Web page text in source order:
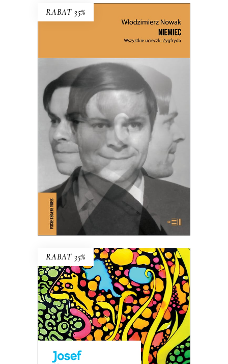
RABAT 35%
E-BOOK DO KOSZYKA
NIEMIEC. WSZYSTKIE
UCIECZKI ZYGFRYDA
Czy Zygfryd Kapela zdradził Niemcy z
Polską, czy Polskę z Niemcami?
61.00 39.65zł
KSIĄŻKA DO KOSZYKA
RABAT 35%
TCHÓRZE
NOWE WYDANIE KULTOWEJ